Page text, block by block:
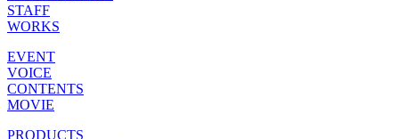
STAFF
WORKS
EVENT
VOICE
CONTENTS
MOVIE
PRODUCTS